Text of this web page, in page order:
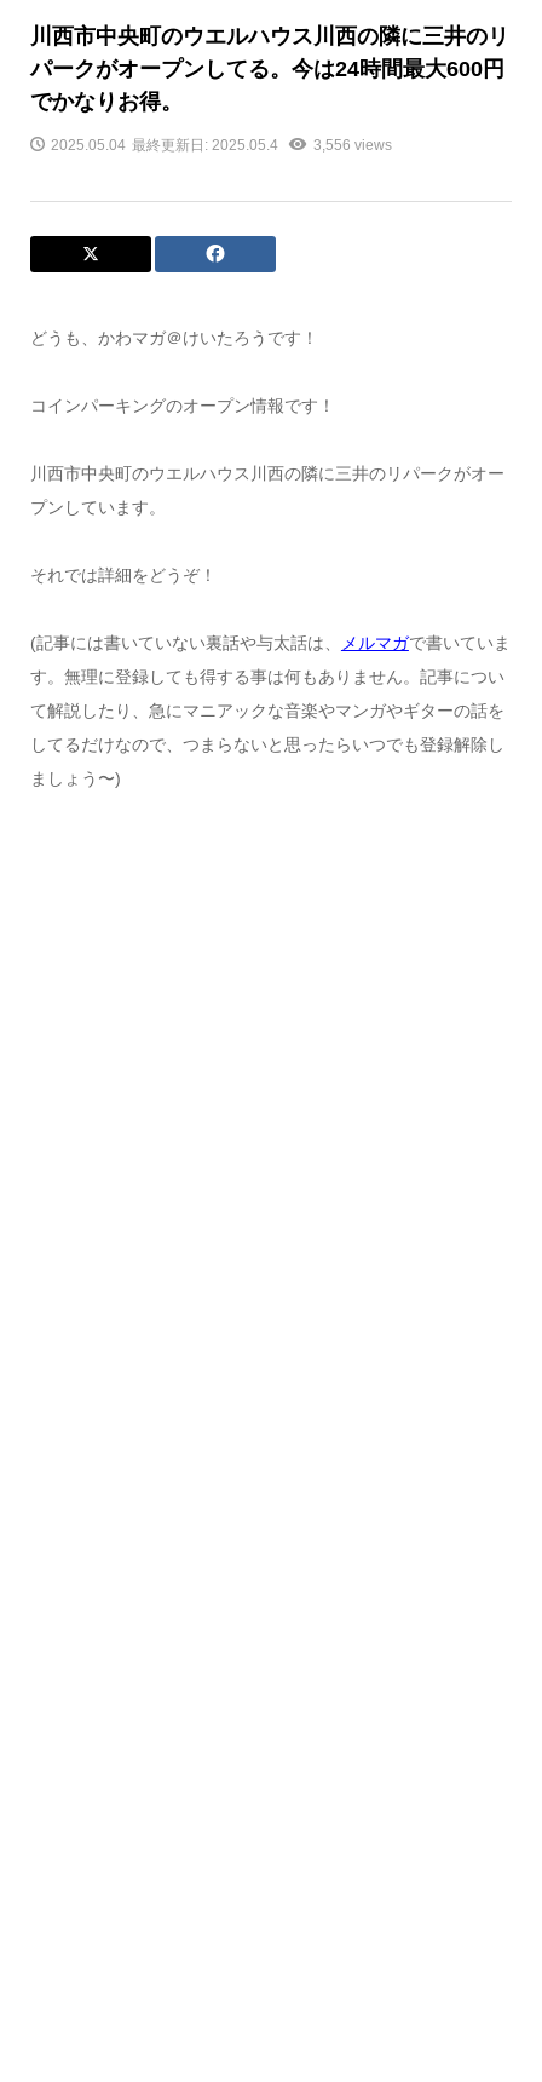
川西市中央町のウエルハウス川西の隣に三井のリ
パークがオープンしてる。今は24時間最大600円
でかなりお得。
2025.05.04 最終更新日: 2025.05.4 3,556 views
どうも、かわマガ＠けいたろうです！
コインパーキングのオープン情報です！
川西市中央町のウエルハウス川西の隣に三井のリパークがオー
プンしています。
それでは詳細をどうぞ！
(記事には書いていない裏話や与太話は、 メルマガで書いていま
す。無理に登録しても得する事は何もありません。記事につい
て解説したり、急にマニアックな音楽やマンガやギターの話を
してるだけなので、つまらないと思ったらいつでも登録解除し
ましょう〜)